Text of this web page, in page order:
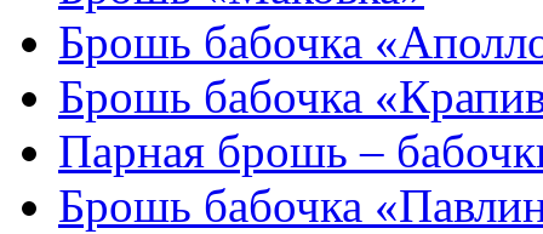
Брошь бабочка
Брошь бабочка
Парная брошь –
Брошь бабочка